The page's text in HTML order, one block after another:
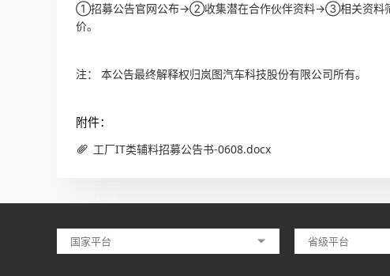
①招募公告官网公布→②收集潜在合作伙伴资料→③相关资料筛
价。
注： 本公告最终解释权归岚图汽车科技股份有限公司所有。
附件：
工厂IT类辅料招募公告书-0608.docx
国家平台 省级平台